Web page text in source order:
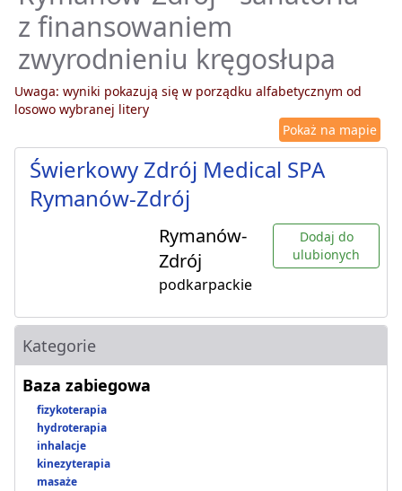
z finansowaniem
zwyrodnieniu kręgosłupa
Uwaga: wyniki pokazują się w porządku alfabetycznym od
losowo wybranej litery
Pokaż na mapie
Świerkowy Zdrój Medical SPA
Rymanów-Zdrój
Rymanów-
Zdrój
podkarpackie
Dodaj do
ulubionych
Kategorie
Baza zabiegowa
fizykoterapia
hydroterapia
inhalacje
kinezyterapia
masaże